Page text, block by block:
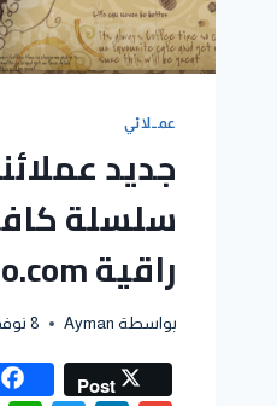
عمــلائي
جديد
سلسلة
راقية dcappuccino.com
بواسطة Ayman 8 نوفمبر, 2012
Post